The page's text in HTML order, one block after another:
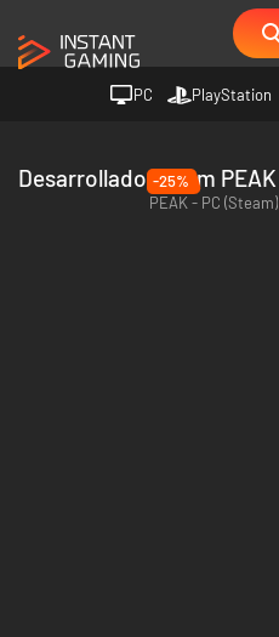
PC PlayStation
Desarrollador Team PEAK
-25%
PEAK - PC (Steam)